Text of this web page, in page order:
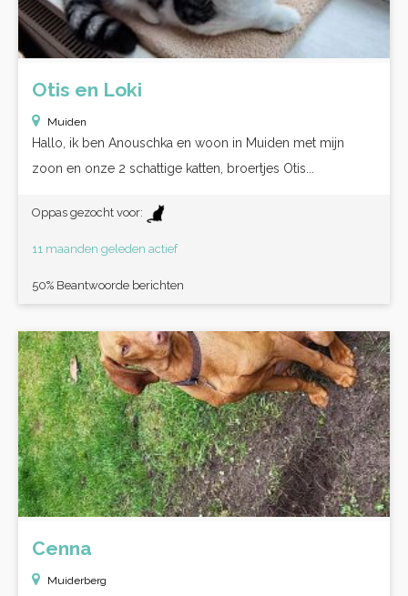
Otis en Loki
Muiden
Hallo, ik ben Anouschka en woon in Muiden met mijn
zoon en onze 2 schattige katten, broertjes Otis...
Oppas gezocht voor:
11 maanden geleden actief
50% Beantwoorde berichten
Cenna
Muiderberg